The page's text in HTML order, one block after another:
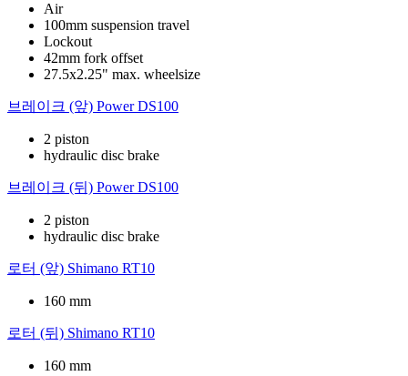
Air
100mm suspension travel
Lockout
42mm fork offset
27.5x2.25" max. wheelsize
브레이크 (앞) Power DS100
2 piston
hydraulic disc brake
브레이크 (뒤) Power DS100
2 piston
hydraulic disc brake
로터 (앞) Shimano RT10
160 mm
로터 (뒤) Shimano RT10
160 mm